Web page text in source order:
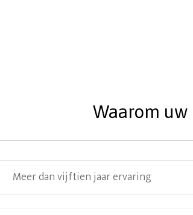
Waarom
Meer dan vijftien jaar ervaring